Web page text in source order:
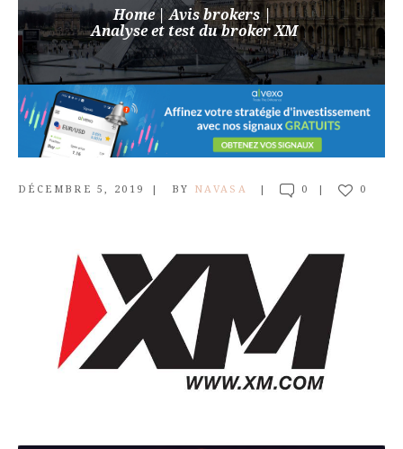
Home
Avis brokers
Analyse et test du broker XM
TRADER
MEILLEURS
BROKERS
CONTACT
DÉCEMBRE 5, 2019 BY NAVASA 0 0